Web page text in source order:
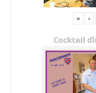
« ‹
Cocktail